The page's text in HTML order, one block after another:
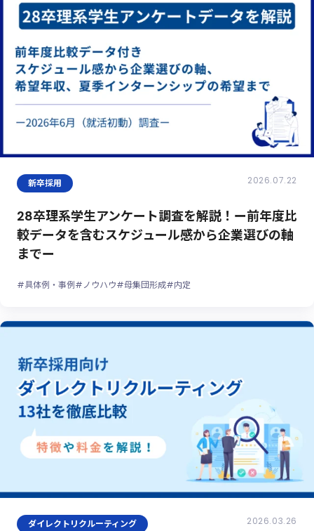
新卒採用 2026.07.22
28卒理系学生アンケート調査を解説！ー前年度比
較データを含むスケジュール感から企業選びの軸
までー
#具体例・事例#ノウハウ#母集団形成#内定
ダイレクトリクルーティング 2026.03.26